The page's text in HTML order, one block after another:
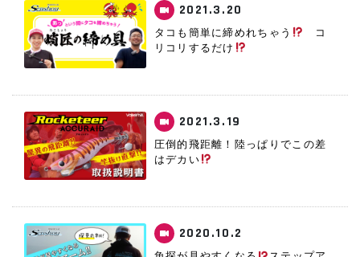
2021.3.20
タコも簡単に締めれちゃう
コ
リコリするだけ
2021.3.19
圧倒的飛距離！陸っぱりでこの差
はデカい
2020.10.2